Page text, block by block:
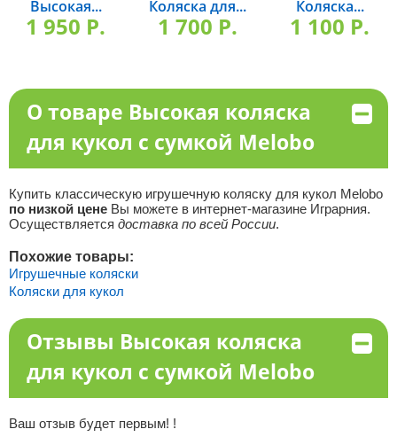
Высокая...
1 950 P.
Коляска для...
1 700 P.
Коляска...
1 100 P.
О товаре Высокая коляска
для кукол с сумкой Melobo
Купить классическую игрушечную коляску для кукол Melobo
по низкой ценеВы можете в интернет-магазине Играрния.
Осуществляется доставка по всей России.
Похожие товары:
Игрушечные коляски
Коляски для кукол
Отзывы Высокая коляска
для кукол с сумкой Melobo
Ваш отзыв будет первым! !